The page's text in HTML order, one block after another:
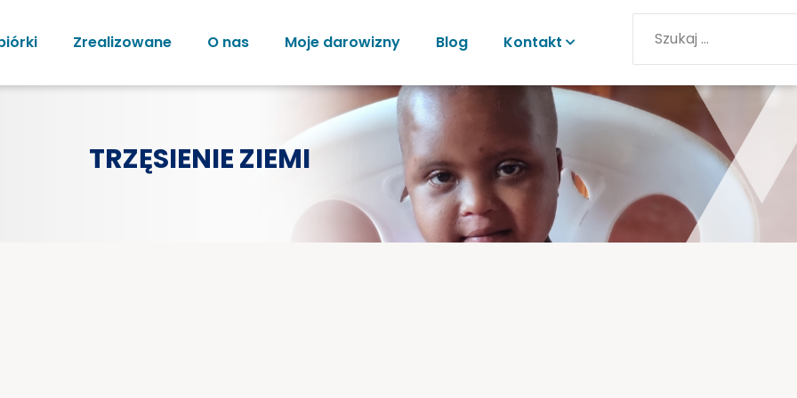
Zrealizowane O nas Moje darowizny Blog Kontakt
TRZĘSIENIE ZIEMI